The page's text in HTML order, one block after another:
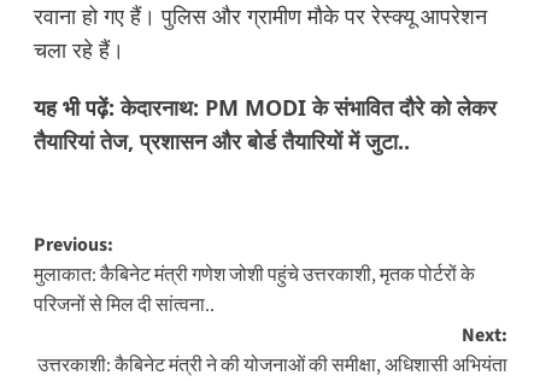
रवाना हो गए हैं। पुलिस और ग्रामीण मौके पर रेस्क्यू आपरेशन
चला रहे हैं।
यह भी पढ़ें: केदारनाथ: PM MODI के संभावित दौरे को लेकर
तैयारियां तेज, प्रशासन और बोर्ड तैयारियों में जुटा..
Post
navigation
Previous:
मुलाकात: कैबिनेट मंत्री गणेश जोशी पहुंचे उत्तरकाशी, मृतक पोर्टरों के
परिजनों से मिल दी सांत्वना..
Next:
उत्तरकाशी: कैबिनेट मंत्री ने की योजनाओं की समीक्षा, अधिशासी अभियंता